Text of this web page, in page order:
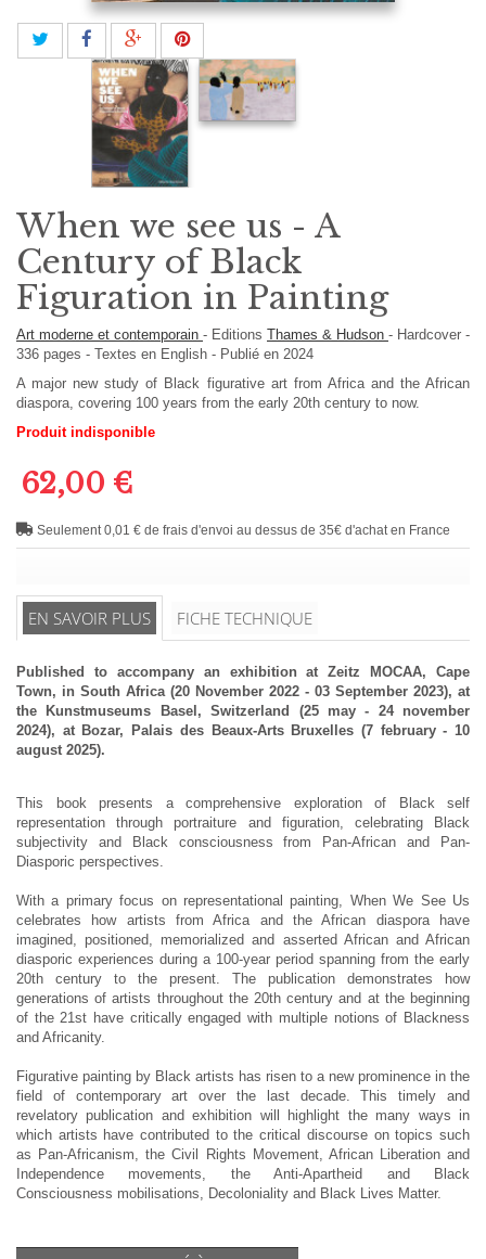
When we see us - A
Century of Black
Figuration in Painting
Art moderne et contemporain - Editions Thames & Hudson - Hardcover -
336 pages - Textes en English - Publié en 2024
A major new study of Black figurative art from Africa and the African
diaspora, covering 100 years from the early 20th century to now.
Produit indisponible
62,00 €
Seulement 0,01 € de frais d'envoi au dessus de 35€ d'achat en France
EN SAVOIR PLUS FICHE TECHNIQUE
Published to accompany an exhibition at Zeitz MOCAA, Cape
Town, in South Africa (20 November 2022 - 03 September 2023), at
the Kunstmuseums Basel, Switzerland (25 may - 24 november
2024), at Bozar, Palais des Beaux-Arts Bruxelles (7 february - 10
august 2025).
This book presents a comprehensive exploration of Black self
representation through portraiture and figuration, celebrating Black
subjectivity and Black consciousness from Pan-African and Pan-
Diasporic perspectives.
With a primary focus on representational painting, When We See Us
celebrates how artists from Africa and the African diaspora have
imagined, positioned, memorialized and asserted African and African
diasporic experiences during a 100-year period spanning from the early
20th century to the present. The publication demonstrates how
generations of artists throughout the 20th century and at the beginning
of the 21st have critically engaged with multiple notions of Blackness
and Africanity.
Figurative painting by Black artists has risen to a new prominence in the
field of contemporary art over the last decade. This timely and
revelatory publication and exhibition will highlight the many ways in
which artists have contributed to the critical discourse on topics such
as Pan-Africanism, the Civil Rights Movement, African Liberation and
Independence movements, the Anti-Apartheid and Black
Consciousness mobilisations, Decoloniality and Black Lives Matter.